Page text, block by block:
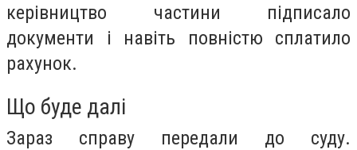
керівництво частини підписало
документи і навіть повністю сплатило
рахунок.
Що буде далі
Зараз справу передали до суду.